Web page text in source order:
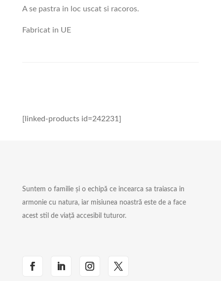
A se pastra in loc uscat si racoros.
Fabricat in UE
[linked-products id=242231]
Suntem o familie și o echipă ce incearca sa traiasca in
armonie cu natura, iar misiunea noastră este de a face
acest stil de viață accesibil tuturor.